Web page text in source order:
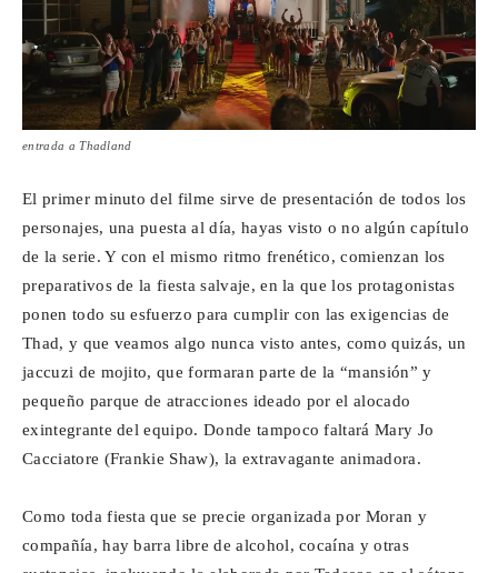
entrada a Thadland
El primer minuto del filme sirve de presentación de todos los
personajes, una puesta al día, hayas visto o no algún capítulo
de la serie. Y con el mismo ritmo frenético, comienzan los
preparativos de la fiesta salvaje, en la que los protagonistas
ponen todo su esfuerzo para cumplir con las exigencias de
Thad, y que veamos algo nunca visto antes, como quizás, un
jaccuzi de mojito, que formaran parte de la “mansión” y
pequeño parque de atracciones ideado por el alocado
exintegrante del equipo. Donde tampoco faltará Mary Jo
Cacciatore (Frankie Shaw), la extravagante animadora.
Como toda fiesta que se precie organizada por Moran y
compañía, hay barra libre de alcohol, cocaína y otras